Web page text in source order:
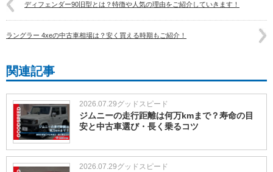
ディフェンダー90旧型とは？特徴や人気の理由をご紹介していきます！
ラングラー 4xeの中古車相場は？安く買える時期もご紹介！
関連記事
2026.07.29グッドスピード
ジムニーの走行距離は何万kmまで？寿命の目
安と中古車選び・長く乗るコツ
2026.07.29グッドスピード